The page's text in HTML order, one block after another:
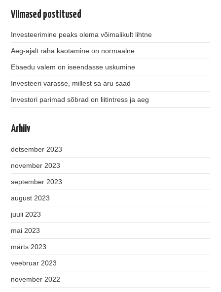
Viimased postitused
Investeerimine peaks olema võimalikult lihtne
Aeg-ajalt raha kaotamine on normaalne
Ebaedu valem on iseendasse uskumine
Investeeri varasse, millest sa aru saad
Investori parimad sõbrad on liitintress ja aeg
Arhiiv
detsember 2023
november 2023
september 2023
august 2023
juuli 2023
mai 2023
märts 2023
veebruar 2023
november 2022